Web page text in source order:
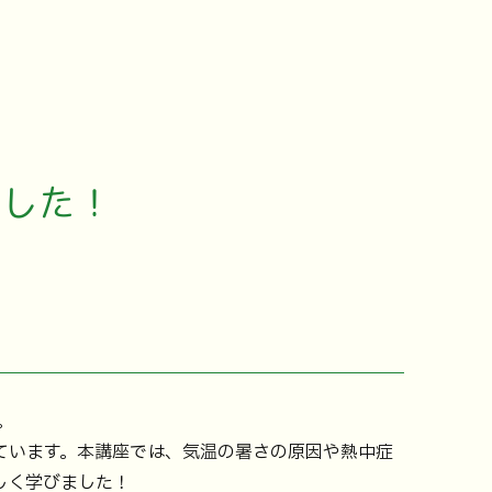
た！
ます。本講座では、気温の暑さの原因や熱中症
学びました！